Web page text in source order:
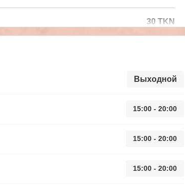
30 TKN
Выходной
15:00 - 20:00
15:00 - 20:00
15:00 - 20:00